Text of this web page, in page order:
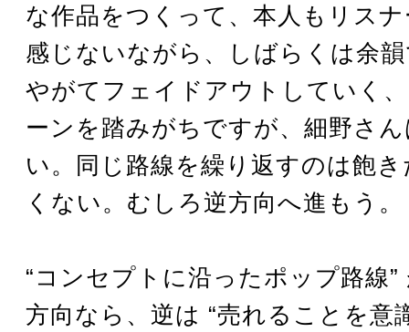
な作品をつくって、本人もリス
感じないながら、しばらくは余
やがてフェイドアウトしていく
ーンを踏みがちですが、細野さ
い。同じ路線を繰り返すのは飽
くない。むしろ逆方向へ進もう。
“コンセプトに沿ったポップ路線
方向なら、逆は “売れることを意